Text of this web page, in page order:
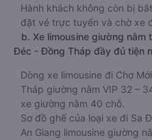
Hành khách không còn bị
đặt vé trực tuyến và chờ xe
b. Xe limousine giường nằm
Đéc - Đồng Tháp đầy đủ tiện
Dòng xe limousine đi Chợ
Tháp giường nằm VIP 32 –
xe giường nằm 40 chỗ.
Sơ đồ ghế của loại xe đi Sa
An Giang limousine giường